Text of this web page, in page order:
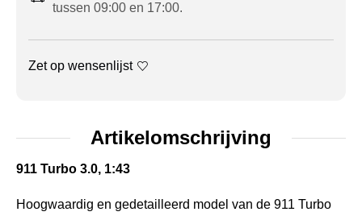
tussen 09:00 en 17:00.
Zet op wensenlijst
Artikelomschrijving
911 Turbo 3.0, 1:43
Hoogwaardig en gedetailleerd model van de 911 Turbo